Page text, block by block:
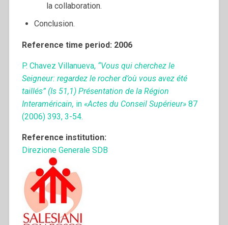
la collaboration.
Conclusion.
Reference time period: 2006
P. Chavez Villanueva, “Vous qui cherchez le
Seigneur: regardez le rocher d’où vous avez été
taillés” (Is 51,1) Présentation de la Région
Interaméricain, in «Actes du Conseil Supérieur» 87
(2006) 393, 3-54.
Reference institution:
Direzione Generale SDB